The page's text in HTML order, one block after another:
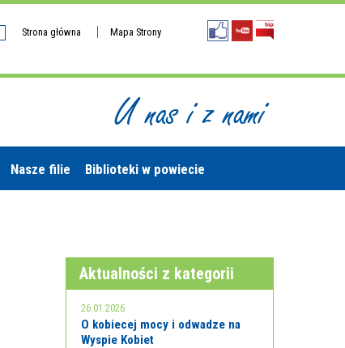
Strona główna Mapa Strony
U nas i z nami
Nasze filie Biblioteki w powiecie
Aktualności z kategorii
26.01.2026
O kobiecej mocy i odwadze na
Wyspie Kobiet